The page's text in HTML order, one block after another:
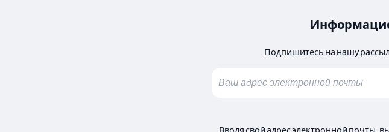
Подпишитесь на нашу
Вводя свой адрес электронной почты,